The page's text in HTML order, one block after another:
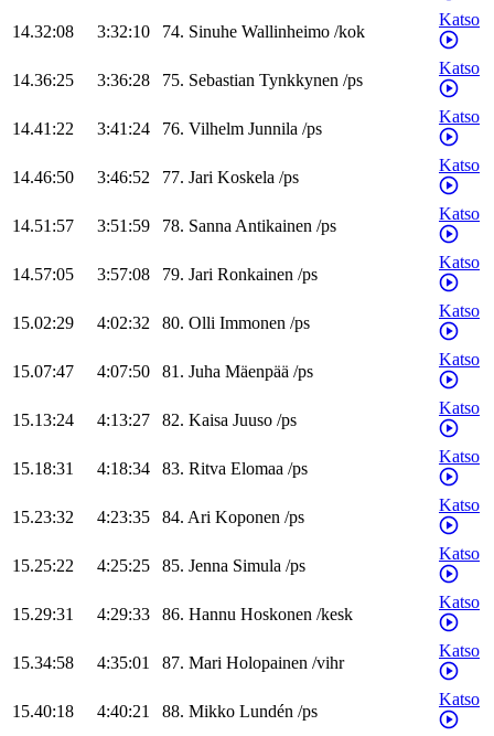
14.32:08 3:32:10 74. Sinuhe Wallinheimo /kok
Katso
14.36:25 3:36:28 75. Sebastian Tynkkynen /ps
Katso
14.41:22 3:41:24 76. Vilhelm Junnila /ps
Katso
14.46:50 3:46:52 77. Jari Koskela /ps
Katso
14.51:57 3:51:59 78. SannaAntikainen /ps
Katso
14.57:05 3:57:08 79. Jari Ronkainen /ps
Katso
15.02:29 4:02:32 80. Olli Immonen /ps
Katso
15.07:47 4:07:50 81. Juha Mäenpää /ps
Katso
15.13:24 4:13:27 82. Kaisa Juuso /ps
Katso
15.18:31 4:18:34 83. Ritva Elomaa /ps
Katso
15.23:32 4:23:35 84. Ari Koponen /ps
Katso
15.25:22 4:25:25 85. Jenna Simula /ps
Katso
15.29:31 4:29:33 86. Hannu Hoskonen /kesk
Katso
15.34:58 4:35:01 87. Mari Holopainen /vihr
Katso
15.40:18 4:40:21 88. Mikko Lundén /ps
Katso